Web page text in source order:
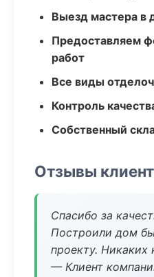
Выезд мастера в
Предоставляем
работ
Все виды
Контроль
Собственный
Отзывы
Спасибо за
Построили дом
проекту. Никаких
— Клиент